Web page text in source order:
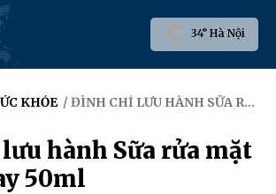
34° Hà Nội
KHỎE / ĐÌNH CHỈ LƯU HÀNH SỮA RỬA MẶT EVER TODAY 50ML
hành Sữa rửa mặt
50ml